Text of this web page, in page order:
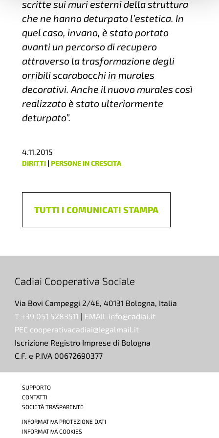
scritte sui muri esterni della struttura
che ne hanno deturpato l’estetica. In
quel caso, invano, è stato portato
avanti un percorso di recupero
attraverso la trasformazione degli
orribili scarabocchi in murales
decorativi. Anche il nuovo murales così
realizzato è stato ulteriormente
deturpato”.
4.11.2015
DIRITTI| PERSONE IN CRESCITA
TUTTI I COMUNICATI STAMPA
Cadiai Cooperativa Sociale
Via Bovi Campeggi 2/4E, 40131 Bologna, Italia
T +39 051 5283511 | EMAIL info@cadiai.it
PEC cooperativacadiai@legalmail.it
Iscrizione Registro Imprese di Bologna
C.F. e P.IVA 00672690377
SUPPORTO
CONTATTI
SOCIETÀ TRASPARENTE
INFORMATIVA PROTEZIONE DATI
INFORMATIVA COOKIES